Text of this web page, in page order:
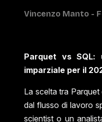
Parquet vs
imparziale per il
La scelta tra
dal flusso di lavoro
scientist o un